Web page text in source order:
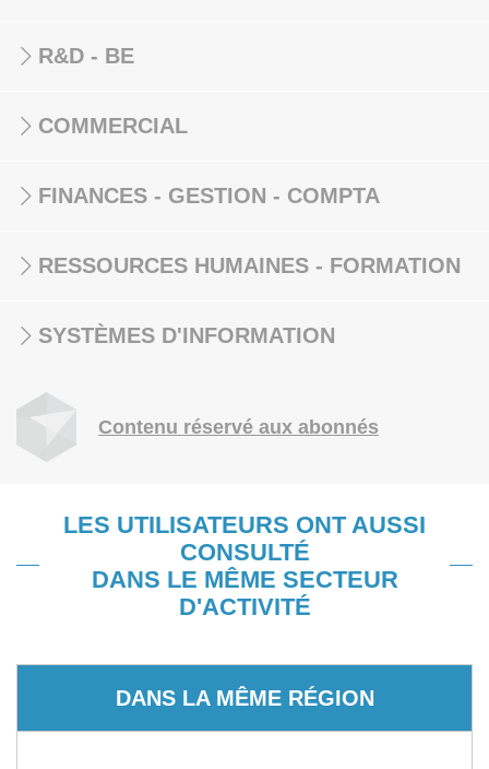
R&D - BE
COMMERCIAL
FINANCES - GESTION - COMPTA
RESSOURCES HUMAINES - FORMATION
SYSTÈMES D'INFORMATION
Contenu réservé aux abonnés
LES UTILISATEURS ONT AUSSI
CONSULTÉ
DANS LE MÊME SECTEUR
D'ACTIVITÉ
DANS LA MÊME RÉGION